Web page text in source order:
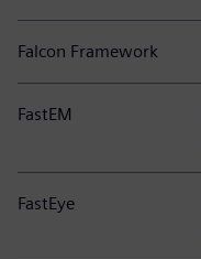
Falcon Framework
FastEM
FastEye